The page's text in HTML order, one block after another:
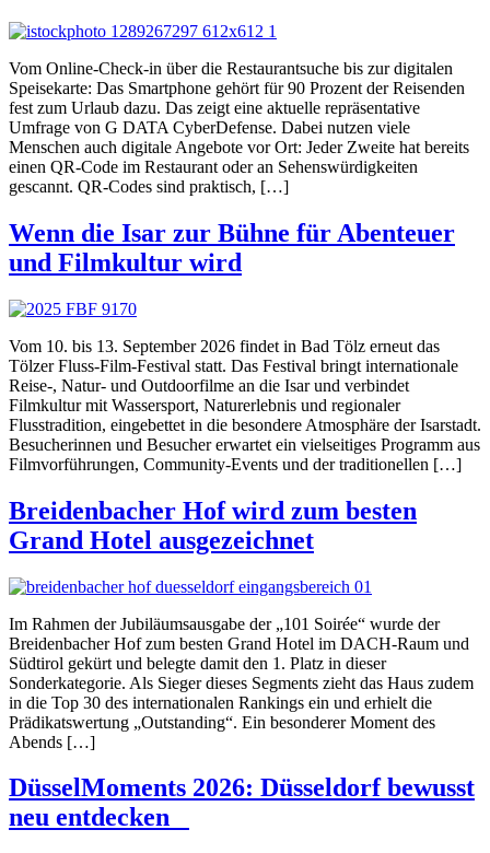
Vom Online-Check-in über die Restaurantsuche bis zur digitalen
Speisekarte: Das Smartphone gehört für 90 Prozent der Reisenden
fest zum Urlaub dazu. Das zeigt eine aktuelle repräsentative
Umfrage von G DATA CyberDefense. Dabei nutzen viele
Menschen auch digitale Angebote vor Ort: Jeder Zweite hat bereits
einen QR-Code im Restaurant oder an Sehenswürdigkeiten
gescannt. QR-Codes sind praktisch, […]
Wenn die Isar zur Bühne für Abenteuer
und Filmkultur wird
Vom 10. bis 13. September 2026 findet in Bad Tölz erneut das
Tölzer Fluss-Film-Festival statt. Das Festival bringt internationale
Reise-, Natur- und Outdoorfilme an die Isar und verbindet
Filmkultur mit Wassersport, Naturerlebnis und regionaler
Flusstradition, eingebettet in die besondere Atmosphäre der Isarstadt.
Besucherinnen und Besucher erwartet ein vielseitiges Programm aus
Filmvorführungen, Community-Events und der traditionellen […]
Breidenbacher Hof wird zum besten
Grand Hotel ausgezeichnet
Im Rahmen der Jubiläumsausgabe der „101 Soirée“ wurde der
Breidenbacher Hof zum besten Grand Hotel im DACH-Raum und
Südtirol gekürt und belegte damit den 1. Platz in dieser
Sonderkategorie. Als Sieger dieses Segments zieht das Haus zudem
in die Top 30 des internationalen Rankings ein und erhielt die
Prädikatswertung „Outstanding“. Ein besonderer Moment des
Abends […]
DüsselMoments 2026: Düsseldorf bewusst
neu entdecken